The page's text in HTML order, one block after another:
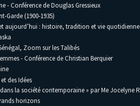
- Conférence de Douglas Gressieux
Garde (1900-1935)
aujourd’hui : histoire, tradition et vie quotidienne
Zoom sur les Talibés
- Conférence de Christian Berquier
des Idées
la société contemporaine » par Me Jocelyne
horizons